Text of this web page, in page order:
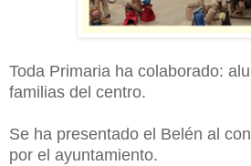
Toda Primaria ha colaborado:
familias del centro.
Se ha presentado el Belén al
por el ayuntamiento.